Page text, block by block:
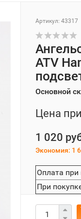
Артикул: 43317
ATV
Основной
Цена
1 020
Экономия: 1
Оплата при
При